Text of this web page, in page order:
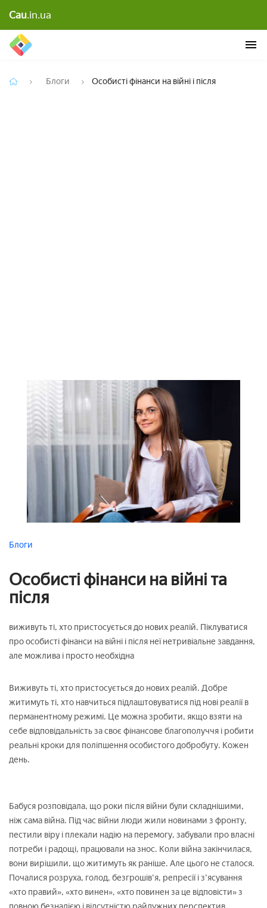
Cau.in.ua
Блоги Особисті фінанси на війні і після
Блоги
Особисті фінанси на війні та
після
виживуть ті, хто пристосується до нових реалій. Піклуватися
про особисті фінанси на війні і після неї нетривіальне завдання,
але можлива і просто необхідна
Виживуть ті, хто пристосується до нових реалій. Добре
житимуть ті, хто навчиться підлаштовуватися під нові реалії в
перманентному режимі. Це можна зробити, якщо взяти на
себе відповідальність за своє фінансове благополуччя і робити
реальні кроки для поліпшення особистого добробуту. Кожен
день.
Бабуся розповідала, що роки після війни були складнішими,
ніж сама війна. Під час війни люди жили новинами з фронту,
пестили віру і плекали надію на перемогу, забували про власні
потреби і радощі, працювали на знос. Коли війна закінчилася,
вони вирішили, що житимуть як раніше. Але цього не сталося.
Почалися розруха, голод, безгрошів'я, репресії і з'ясування
«хто правий», «хто винен», «хто повинен за це відповісти» з